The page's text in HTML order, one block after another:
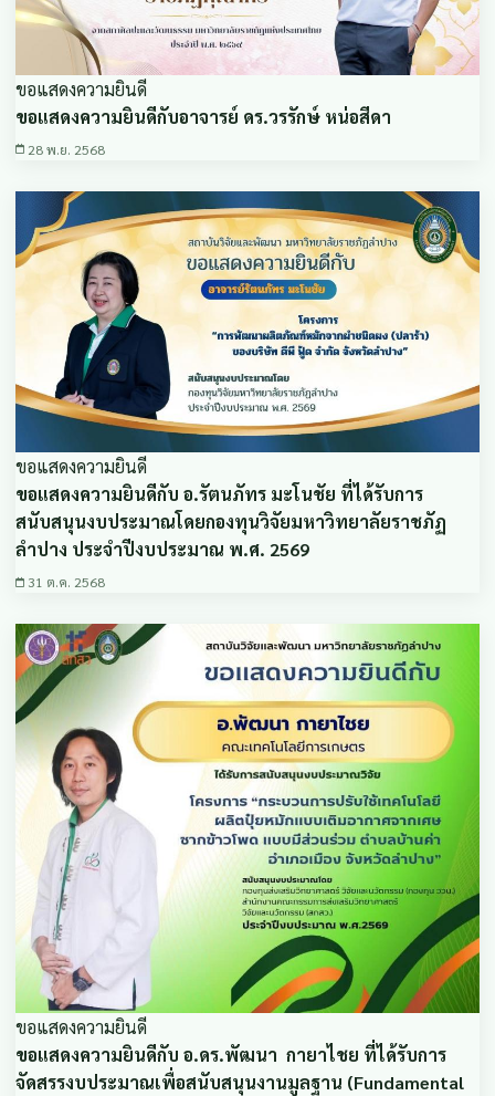
ขอแสดงความยินดี
ขอแสดงความยินดีกับอาจารย์ ดร.วรรักษ์ หน่อสีดา
28 พ.ย. 2568
ขอแสดงความยินดี
ขอแสดงความยินดีกับ อ.รัตนภัทร มะโนชัย ที่ได้รับการ
สนับสนุนงบประมาณโดยกองทุนวิจัยมหาวิทยาลัยราชภัฏ
ลำปาง ประจำปีงบประมาณ พ.ศ. 2569
31 ต.ค. 2568
ขอแสดงความยินดี
ขอแสดงความยินดีกับ อ.ดร.พัฒนา กายาไชย ที่ได้รับการ
จัดสรรงบประมาณเพื่อสนับสนุนงานมูลฐาน (Fundamental